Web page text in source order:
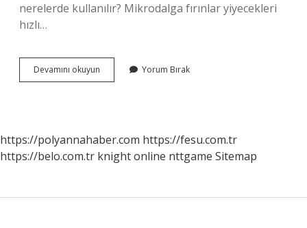
nerelerde kullanılır? Mikrodalga fırınlar yiyecekleri
hızlı…
Devamını okuyun Mikrodalga
Fırınlarda
Yorum Bırak
https://polyannahaber.com https://fesu.com.tr
https://belo.com.tr knight online nttgame Sitemap